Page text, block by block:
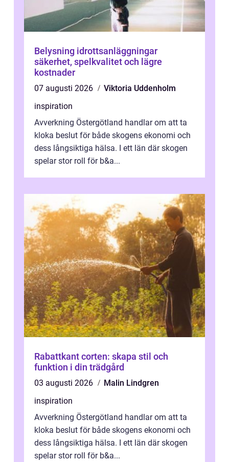
Belysning idrottsanläggningar
säkerhet, spelkvalitet och lägre
kostnader
07 augusti 2026
Viktoria Uddenholm
inspiration
Avverkning Östergötland handlar om att ta
kloka beslut för både skogens ekonomi och
dess långsiktiga hälsa. I ett län där skogen
spelar stor roll för b&a...
Rabattkant corten: skapa stil och
funktion i din trädgård
03 augusti 2026
Malin Lindgren
inspiration
Avverkning Östergötland handlar om att ta
kloka beslut för både skogens ekonomi och
dess långsiktiga hälsa. I ett län där skogen
spelar stor roll för b&a...